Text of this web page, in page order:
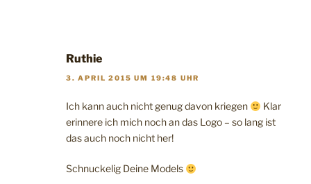
Ruthie
3. APRIL 2015 UM 19:48 UHR
Ich kann auch nicht genug davon kriegen
Klar
erinnere ich mich noch an das Logo – so lang ist
das auch noch nicht her!
Schnuckelig Deine Models